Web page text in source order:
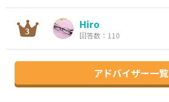
Hiro
回答数：110
アドバイザー一覧